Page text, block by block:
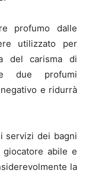
profumo dalle
utilizzato per
del carisma di
due profumi
e ridurrà
servizi dei bagni
abile e
la